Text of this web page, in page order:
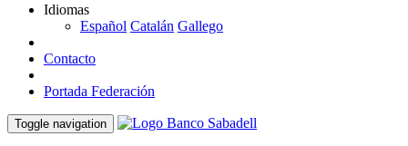
Idiomas
Español Catalán Gallego
Contacto
Portada Federación
Toggle navigation